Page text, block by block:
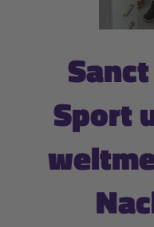
Sport